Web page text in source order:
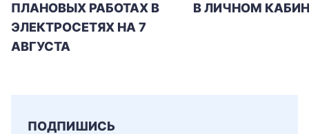
ПЛАНОВЫХ РАБОТАХ В
ЭЛЕКТРОСЕТЯХ НА 7
АВГУСТА
В ЛИЧНОМ
ПОДПИШИСЬ